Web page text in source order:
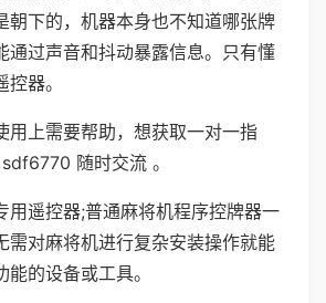
朝下的，机器本身也不知道哪张牌
通过声音和抖动暴露信息。只有懂
器。
用上需要帮助，想获取一对一指
随时交流 。
用遥控器;普通麻将机程序控牌器一
需对麻将机进行复杂安装操作就能
的设备或工具。